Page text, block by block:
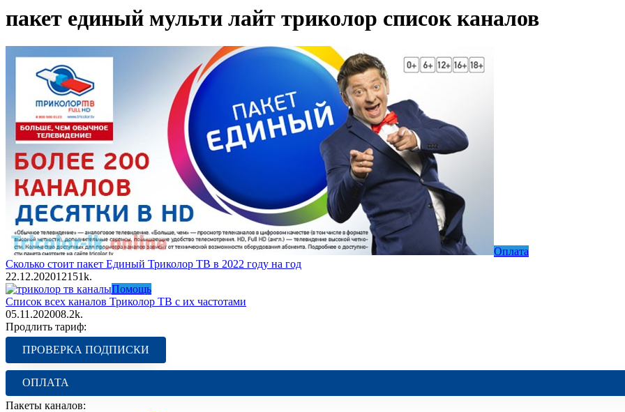
пакет единый мульти лайт триколор список каналов
Оплата
Сколько стоит пакет Единый Триколор ТВ в 2022 году на год
22.12.202012151k.
Помощь
Список всех каналов Триколор ТВ с их частотами
05.11.202008.2k.
Продлить тариф:
ПРОВЕРКА ПОДПИСКИ
ОПЛАТА
Пакеты каналов: